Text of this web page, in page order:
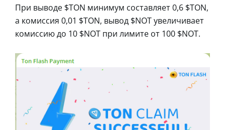
При выводе $TON минимум составляет 0,6 $TON,
а комиссия 0,01 $TON, вывод $NOT увеличивает
комиссию до 10 $NOT при лимите от 100 $NOT.